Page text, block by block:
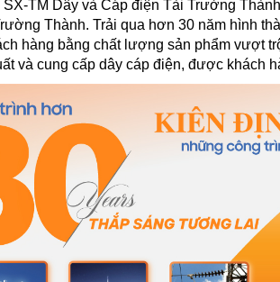
TM Dây và Cáp điện Tài Trường
Thành. Trải qua hơn 30 năm hình
hàng bằng chất lượng sản phẩm vượt
và cung cấp dây cáp điện, được khách